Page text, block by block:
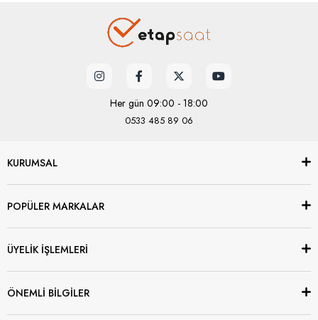
Her gün 09:00 - 18:00
0533 485 89 06
KURUMSAL
POPÜLER MARKALAR
ÜYELİK İŞLEMLERİ
ÖNEMLİ BİLGİLER